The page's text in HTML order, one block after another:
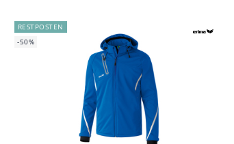
RESTPOSTEN
-50%